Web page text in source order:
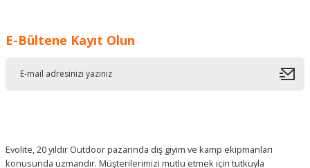
E-Bültene Kayıt Olun
Evolite, 20 yıldır Outdoor pazarında dış giyim ve kamp ekipmanları
konusunda uzmandır. Müşterilerimizi mutlu etmek için tutkuyla